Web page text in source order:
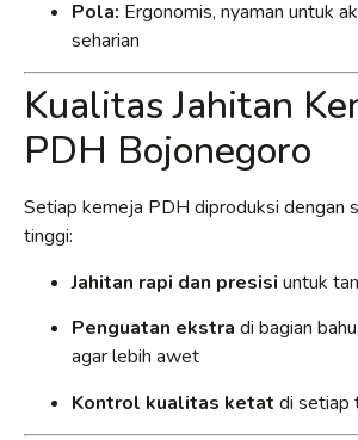
Pola: Ergonomis, nyaman untuk
seharian
Kualitas Jahitan
PDH Bojonegoro
Setiap kemeja PDH diproduksi dengan
tinggi:
Jahitan rapi dan presisi untuk
Penguatan ekstra di bagian
agar lebih awet
Kontrol kualitas ketat di setiap